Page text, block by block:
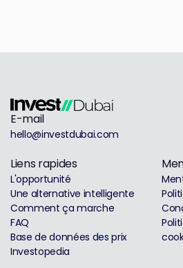
E-mail
hello@investdubai.com
Liens rapides
L'opportunité
Une alternative intelligente
Comment ça marche
FAQ
Base de données des prix
Investopedia